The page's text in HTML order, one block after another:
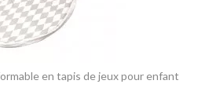
en tapis de jeux pour enfant